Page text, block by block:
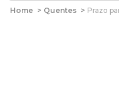
Home > Quentes > Prazo